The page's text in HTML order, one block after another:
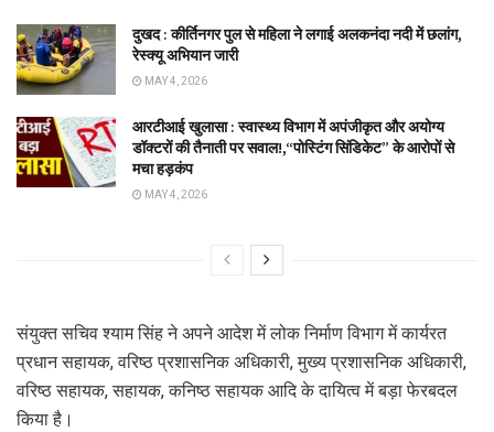
दुखद : कीर्तिनगर पुल से महिला ने लगाई अलकनंदा नदी में छलांग,
रेस्क्यू अभियान जारी
MAY 4, 2026
आरटीआई खुलासा : स्वास्थ्य विभाग में अपंजीकृत और अयोग्य
डॉक्टरों की तैनाती पर सवाल!,“पोस्टिंग सिंडिकेट” के आरोपों से
मचा हड़कंप
MAY 4, 2026
संयुक्त सचिव श्याम सिंह ने अपने आदेश में लोक निर्माण विभाग में कार्यरत
प्रधान सहायक, वरिष्ठ प्रशासनिक अधिकारी, मुख्य प्रशासनिक अधिकारी,
वरिष्ठ सहायक, सहायक, कनिष्ठ सहायक आदि के दायित्व में बड़ा फेरबदल
किया है।